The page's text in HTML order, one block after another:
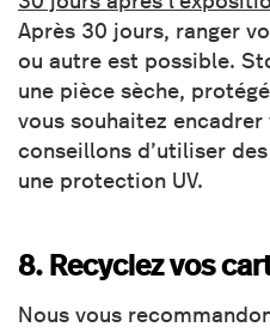
Après 30 jours, ranger
ou autre est possible.
une pièce sèche,
vous souhaitez
conseillons d’utiliser
une protection UV.
8. Recyclez vos
Nous vous